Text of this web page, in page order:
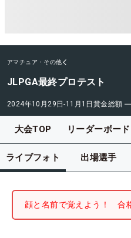
アマチュア・その他
JLPGA最終プロテスト
2024年10月29日-11月1日 賞金総額 ―
大会TOP リーダーボード
ライブフォト 出場選手
顔と名前で覚えよう！ 合